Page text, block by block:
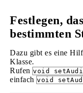
Festlegen,
bestimmten
Dazu gibt es eine
Klasse.
Rufen void
einfach void